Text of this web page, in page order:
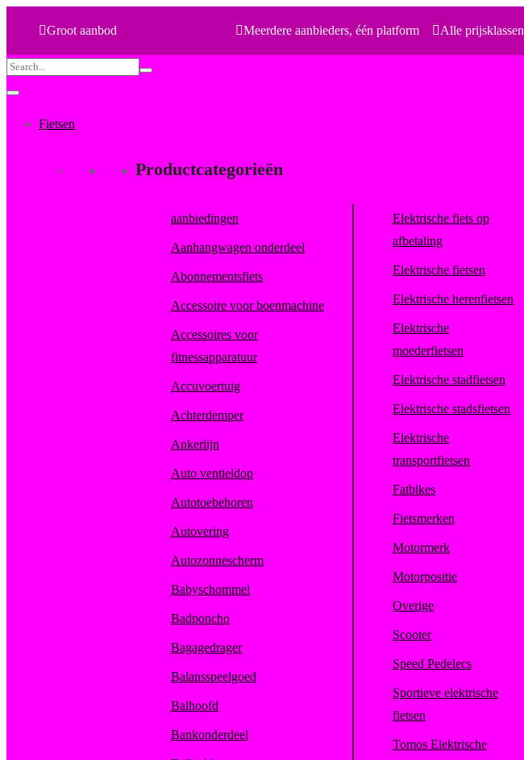
Groot aanbod Meerdere aanbieders, één platform Alle prijsklassen
Search
for:
Fietsen
Productcategorieën
aanbiedingen
Aanhangwagen onderdeel
Abonnementsfiets
Accessoire voor boenmachine
Accessoires voor
fitnessapparatuur
Accuvoertuig
Achterdemper
Ankerlijn
Auto ventieldop
Autotoebehoren
Autovering
Autozonnescherm
Babyschommel
Badponcho
Bagagedrager
Balansspeelgoed
Balhoofd
Bankonderdeel
Elektrische fiets op
afbetaling
Elektrische fietsen
Elektrische herenfietsen
Elektrische
moederfietsen
Elektrische stadfietsen
Elektrische stadsfietsen
Elektrische
transportfietsen
Fatbikes
Fietsmerken
Motormerk
Motorpositie
Overige
Scooter
Speed Pedelecs
Sportieve elektrische
fietsen
Tomos Elektrische